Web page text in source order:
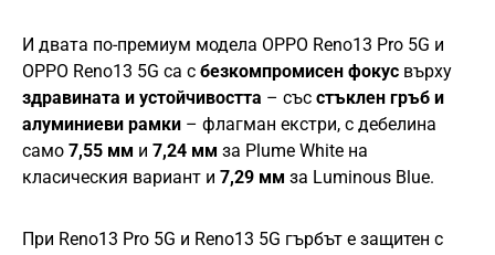
И двата по-премиум модела OPPO Reno13 Pro 5G и
OPPO Reno13 5G са с безкомпромисен фокус върху
здравината и устойчивостта – със стъклен гръб и
алуминиеви рамки – флагман екстри, с дебелина
само 7,55 мм и 7,24 мм за Plume White на
класическия вариант и 7,29 мм за Luminous Blue.
При Reno13 Pro 5G и Reno13 5G гърбът е защитен с